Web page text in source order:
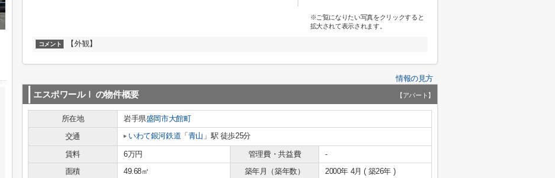
※ご覧になりたい写真をクリックすると
拡大されて表示されます。
コメント 【外観】
情報の見方
エスポワールⅠ の物件概要 【アパート】
所在地 岩手県盛岡市大館町
交通
いわて銀河鉄道 「 青山 」駅 徒歩25分
賃料 6万円 管理費・共益費
-
面積
49.68㎡ 築年月（築年数）
2000年 4月 ( 築26年 )